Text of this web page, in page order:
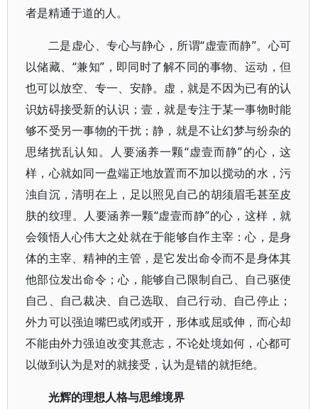
者是精通于道的人。
二是虚心、专心与静心，所谓“虚壹而静”。心可
以储藏、“兼知”，即同时了解不同的事物、运动，但
也可以放空、专一、安静。虚，就是不因为已有的认
识妨碍接受新的认识；壹，就是专注于某一事物时能
够不受另一事物的干扰；静，就是不让幻梦与纷杂的
思绪扰乱认知。人要涵养一颗“虚壹而静”的心，这
样，心就如同一盘端正地放置而不加以搅动的水，污
浊自沉，清明在上，足以照见自己的胡须眉毛甚至皮
肤的纹理。人要涵养一颗“虚壹而静”的心，这样，就
会领悟人心伟大之处就在于能够自作主宰：心，是身
体的主宰、精神的主管，是它发出命令而不是身体其
他部位发出命令；心，能够自己限制自己、自己驱使
自己、自己裁决、自己选取、自己行动、自己停止；
外力可以强迫嘴巴或闭或开，形体或屈或伸，而心却
不能由外力强迫改变其意志，不论处境如何，心都可
以做到认为是对的就接受，认为是错的就拒绝。
光辉的理想人格与思维境界